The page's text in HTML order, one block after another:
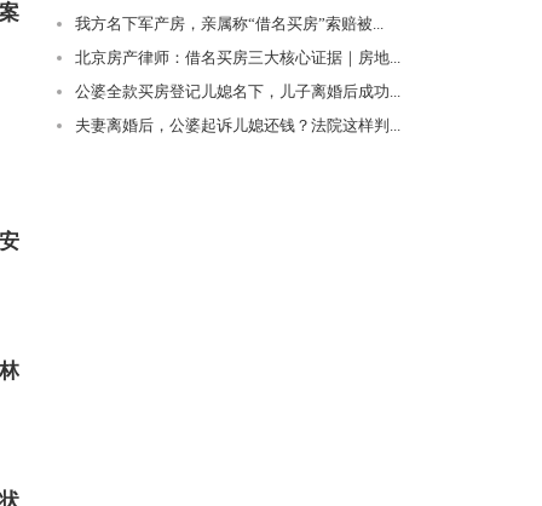
我方名下军产房，亲属称“借名买房”索赔被...
北京房产律师：借名买房三大核心证据｜房地...
公婆全款买房登记儿媳名下，儿子离婚后成功...
夫妻离婚后，公婆起诉儿媳还钱？法院这样判...